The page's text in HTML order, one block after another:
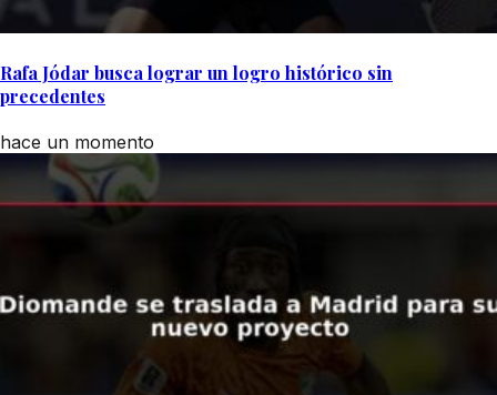
Rafa Jódar busca lograr un logro histórico sin
precedentes
hace un momento